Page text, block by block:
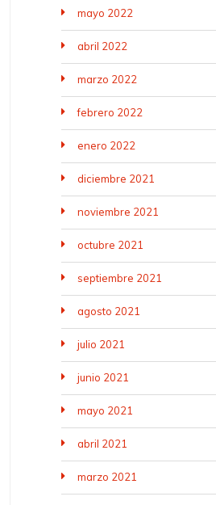
mayo 2022
abril 2022
marzo 2022
febrero 2022
enero 2022
diciembre 2021
noviembre 2021
octubre 2021
septiembre 2021
agosto 2021
julio 2021
junio 2021
mayo 2021
abril 2021
marzo 2021